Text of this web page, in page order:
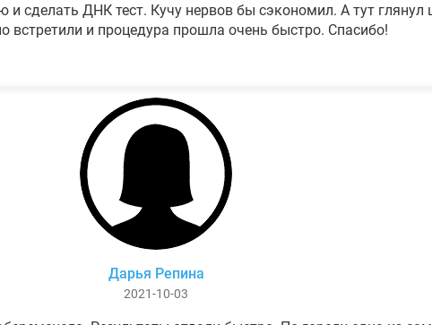
сделать ДНК тест. Кучу нервов бы сэкономил. А тут
встретили и процедура прошла очень быстро. Спасибо!
Дарья Репина
2021-10-03